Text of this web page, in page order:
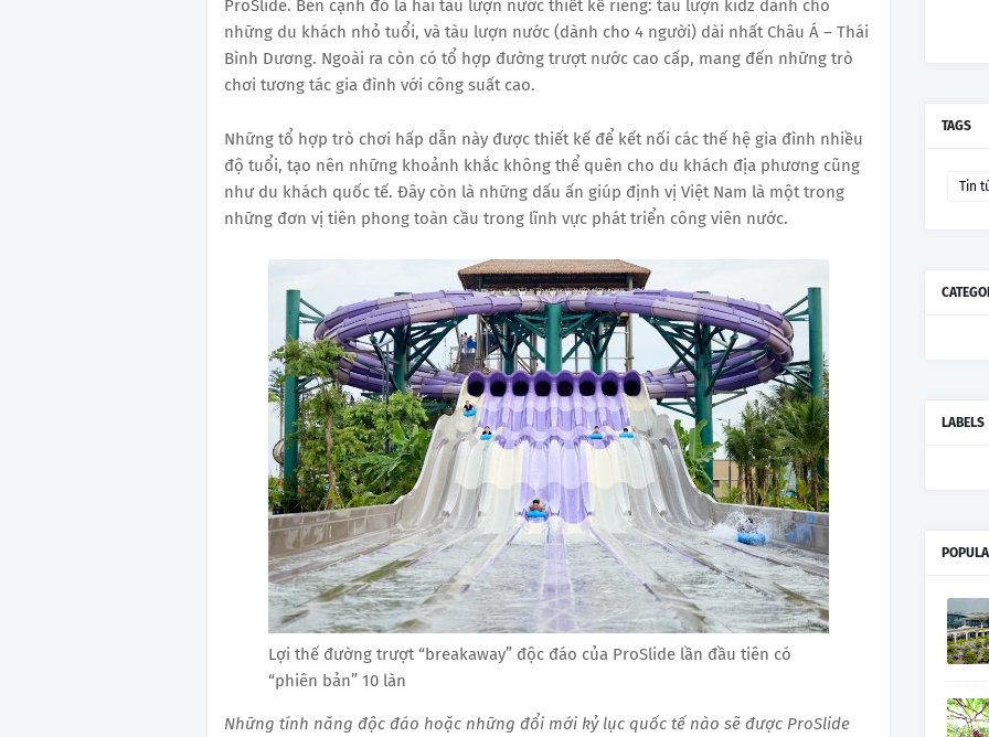
ProSlide. Bên cạnh đó là hai tàu lượn nước thiết kế riêng: tàu lượn kidz dành cho
những du khách nhỏ tuổi, và tàu lượn nước (dành cho 4 người) dài nhất Châu Á – Thái
Bình Dương. Ngoài ra còn có tổ hợp đường trượt nước cao cấp, mang đến những trò
chơi tương tác gia đình với công suất cao.
Những tổ hợp trò chơi hấp dẫn này được thiết kế để kết nối các thế hệ gia đình nhiều
độ tuổi, tạo nên những khoảnh khắc không thể quên cho du khách địa phương cũng
như du khách quốc tế. Đây còn là những dấu ấn giúp định vị Việt Nam là một trong
những đơn vị tiên phong toàn cầu trong lĩnh vực phát triển công viên nước.
Lợi thế đường trượt “breakaway” độc đáo của ProSlide lần đầu tiên có
“phiên bản” 10 làn
Những tính năng độc đáo hoặc những đổi mới kỷ lục quốc tế nào sẽ được ProSlide
TAGS
Tin
LABELS